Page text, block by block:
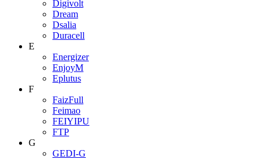
Digivolt
Dream
Dsalia
Duracell
E
Energizer
EnjoyM
Eplutus
F
FaizFull
Feimao
FEIYIPU
FTP
G
GEDI-G